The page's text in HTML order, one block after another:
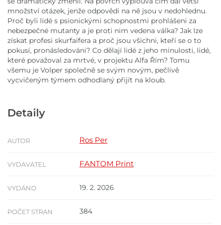
množství otázek, jenže odpovědi na ně jsou v nedohlednu.
Proč byli lidé s psionickými schopnostmi prohlášeni za
nebezpečné mutanty a je proti nim vedena válka? Jak lze
získat profesi skurfaifera a proč jsou všichni, kteří se o to
pokusí, pronásledováni? Co dělají lidé z jeho minulosti, lidé,
které považoval za mrtvé, v projektu Alfa Řím? Tomu
všemu je Volper společně se svým novým, pečlivě
vycvičeným týmem odhodlaný přijít na kloub.
Detaily
AUTOR Ros Per
VYDAVATEL FANTOM Print
VYDÁNO 19. 2. 2026
POČET STRAN 384